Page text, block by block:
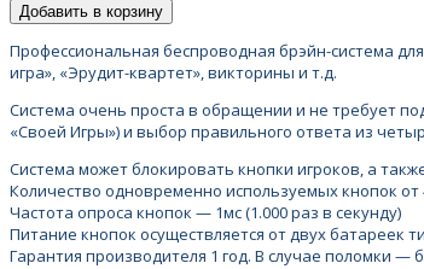
Добавить в корзину
Профессиональная беспроводная брэйн-система
игра», «Эрудит-квартет», викторины и т.д.
Система очень проста в обращении и не требует
«Своей Игры») и выбор правильного ответа из
Система может блокировать кнопки игроков, а
Количество одновременно используемых кнопок от
Частота опроса кнопок — 1мс (1.000 раз в секунду)
Питание кнопок осуществляется от двух батареек
Гарантия производителя 1 год. В случае поломки —